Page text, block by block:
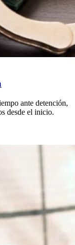
ante detención,
desde el inicio.